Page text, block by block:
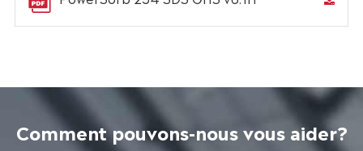
Comment pouvons-nous vous aider?